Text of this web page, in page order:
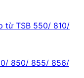
850/ 855/ 856/